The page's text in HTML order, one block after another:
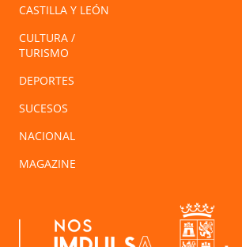
CASTILLA Y LEÓN
CULTURA /
TURISMO
DEPORTES
SUCESOS
NACIONAL
MAGAZINE